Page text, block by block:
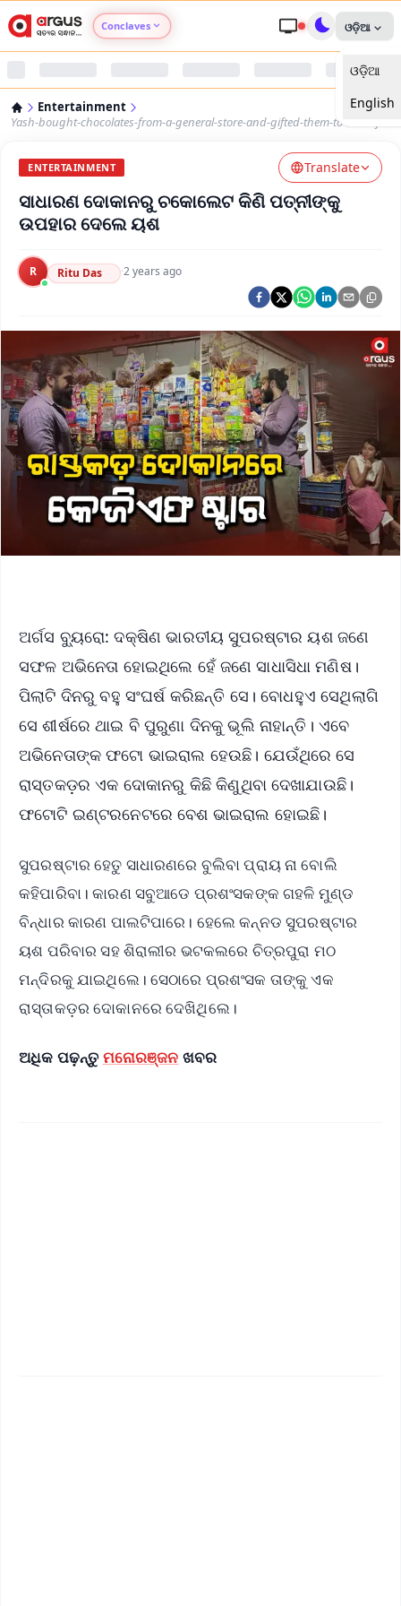
Conclaves
Argus Nari Shakti
Argus Health Connect
Argus Chalo Dekhein Apna Desh
ଓଡ଼ିଆ
ଓଡ଼ିଆ
English
Entertainment
Yash-bought-chocolates-from-a-general-store-and-gifted-them-to-his-wife
ENTERTAINMENT Translate
ସାଧାରଣ ଦୋକାନରୁ ଚକୋଲେଟ କିଣି ପତ୍ନୀଙ୍କୁ
ଉପହାର ଦେଲେ ୟଶ
R Ritu Das ·2 years ago
ଅର୍ଗସ ବ୍ୟୁରୋ: ଦକ୍ଷିଣ ଭାରତୀୟ ସୁପରଷ୍ଟାର ୟଶ ଜଣେ
ସଫଳ ଅଭିନେତା ହୋଇଥିଲେ ହେଁ ଜଣେ ସାଧାସିଧା ମଣିଷ।
ପିଲାଟି ଦିନରୁ ବହୁ ସଂଘର୍ଷ କରିଛନ୍ତି ସେ। ବୋଧହୁଏ ସେଥିଲାଗି
ସେ ଶୀର୍ଷରେ ଥାଇ ବି ପୁରୁଣା ଦିନକୁ ଭୂଲି ନାହାନ୍ତି। ଏବେ
ଅଭିନେତାଙ୍କ ଫଟୋ ଭାଇରାଲ ହେଉଛି। ଯେଉଁଥିରେ ସେ
ରାସ୍ତକଡ଼ର ଏକ ଦୋକାନରୁ କିଛି କିଣୁଥିବା ଦେଖାଯାଉଛି।
ଫଟୋଟି ଇଣ୍ଟରନେଟରେ ବେଶ ଭାଇରାଲ ହୋଇଛି।
ସୁପରଷ୍ଟାର ହେତୁ ସାଧାରଣରେ ବୁଲିବା ପ୍ରାୟ ନା ବୋଲି
କହିପାରିବା। କାରଣ ସବୁଆଡେ ପ୍ରଶଂସକଙ୍କ ଗହଳି ମୁଣ୍ଡ
ବିନ୍ଧାର କାରଣ ପାଲଟିପାରେ। ହେଲେ କନ୍ନଡ ସୁପରଷ୍ଟାର
ୟଶ ପରିବାର ସହ ଶିରାଲୀର ଭଟକଲରେ ଚିତ୍ରପୁରା ମଠ
ମନ୍ଦିରକୁ ଯାଇଥିଲେ। ସେଠାରେ ପ୍ରଶଂସକ ତାଙ୍କୁ ଏକ
ରାସ୍ତାକଡ଼ର ଦୋକାନରେ ଦେଖିଥିଲେ।
ଅଧିକ ପଢ଼ନ୍ତୁ ମନୋରଞ୍ଜନ ଖବର